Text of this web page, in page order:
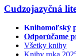
Cudzojazyčná
Knihomoľský
Odporúčame
Všetky knihy